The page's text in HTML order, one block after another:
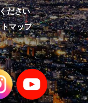
ださい
マップ